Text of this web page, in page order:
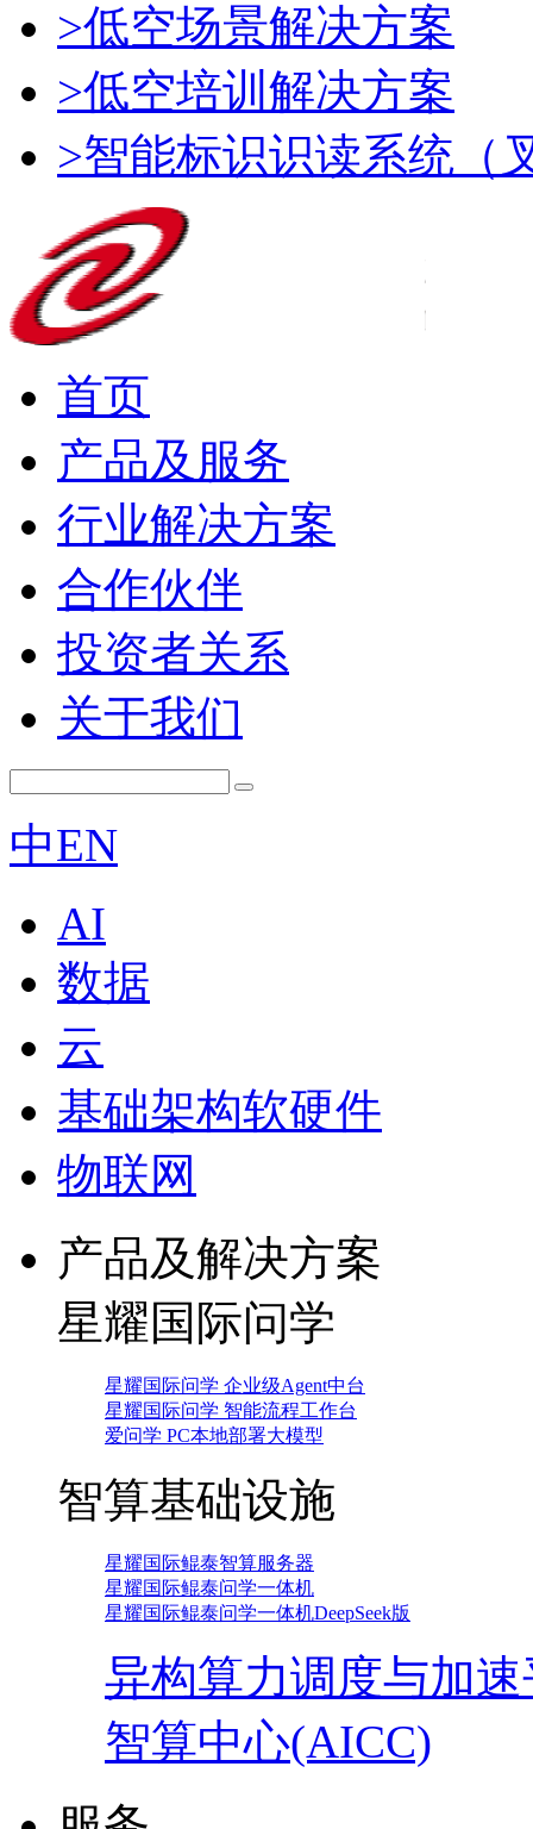
>低空场景解决方案
>低空培训解决方案
>智能标识识读系统（
首页
产品及服务
行业解决方案
合作伙伴
投资者关系
关于我们
中EN
AI
数据
云
基础架构软硬件
物联网
产品及解决方案
星耀国际问学
星耀国际问学 企业级Agent中台
星耀国际问学 智能流程工作台
爱问学 PC本地部署大模型
智算基础设施
星耀国际鲲泰智算服务器
星耀国际鲲泰问学一体机
星耀国际鲲泰问学一体机DeepSeek版
异构算力调度与加
智算中心(AICC)